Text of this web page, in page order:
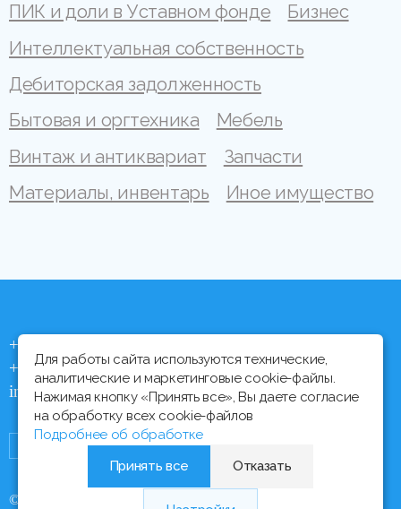
ПИК и доли в Уставном фонде
Бизнес
Интеллектуальная собственность
Дебиторская задолженность
Бытовая и оргтехника
Мебель
Винтаж и антиквариат
Запчасти
Материалы, инвентарь
Иное имущество
+375 (44) 704 92 06
+375 (17) 373 21 33
info@ipmtorgi.by
© Все права защищены, 2000 - 2026 ИПМ-Торги
Для работы сайта используются технические,
аналитические и маркетинговые cookie-файлы.
Нажимая кнопку «Принять все», Вы даете согласие
на обработку всех cookie-файлов
Подробнее об обработке
Принять все
Отказать